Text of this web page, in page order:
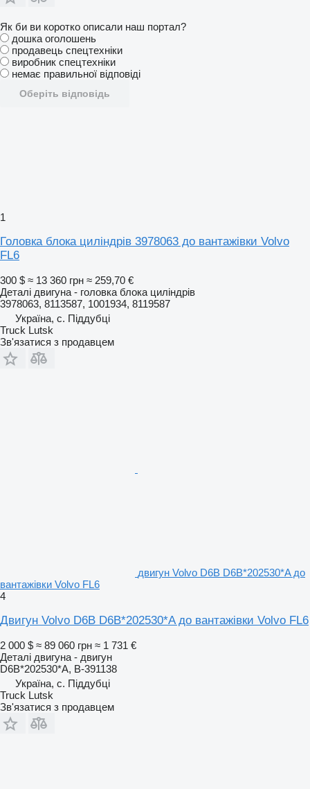
Як би ви коротко описали наш портал?
дошка оголошень
продавець спецтехніки
виробник спецтехніки
немає правильної відповіді
Оберіть відповідь
1
Головка блока циліндрів 3978063 до вантажівки Volvo
FL6
300 $ ≈ 13 360 грн ≈ 259,70 €
Деталі двигуна - головка блока циліндрів
3978063, 8113587, 1001934, 8119587
Україна, с. Піддубці
Truck Lutsk
Зв'язатися з продавцем
двигун Volvo D6B D6B*202530*A до
вантажівки Volvo FL6
4
Двигун Volvo D6B D6B*202530*A до вантажівки Volvo FL6
2 000 $ ≈ 89 060 грн ≈ 1 731 €
Деталі двигуна - двигун
D6B*202530*A, B-391138
Україна, с. Піддубці
Truck Lutsk
Зв'язатися з продавцем